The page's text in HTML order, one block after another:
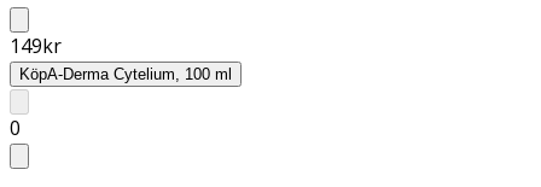
149kr
KöpA-Derma Cytelium, 100 ml
0